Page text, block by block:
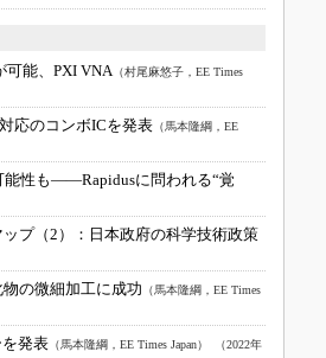
可能、PXI VNA （村尾麻悠子，EE Times
応のコンボICを発表 （馬本隆綱，EE
能性も――Rapidusに問われる“覚
プ（2）： 日本政府の科学技術政策
の微細加工に成功 （馬本隆綱，EE Times
発表 （馬本隆綱，EE Times Japan） （2022年